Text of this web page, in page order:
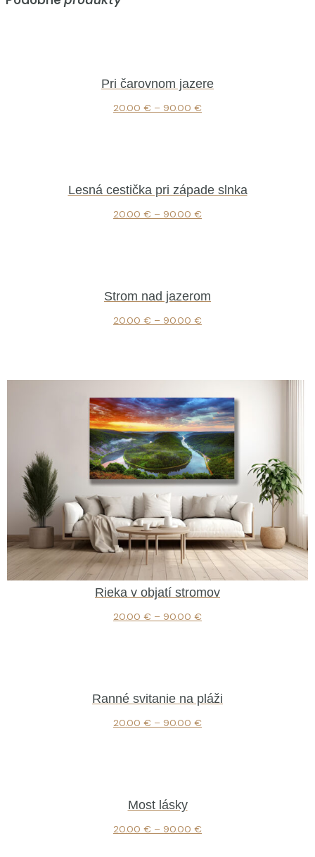
Pri čarovnom jazere
20.00 € – 90.00 €
Lesná cestička pri západe slnka
20.00 € – 90.00 €
Strom nad jazerom
20.00 € – 90.00 €
Rieka v objatí stromov
20.00 € – 90.00 €
Ranné svitanie na pláži
20.00 € – 90.00 €
Most lásky
20.00 € – 90.00 €